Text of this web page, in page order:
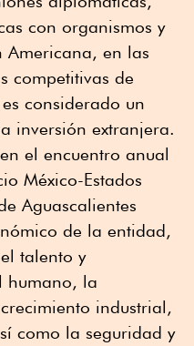
con organismos y
Americana, en las
competitivas de
considerado un
inversión extranjera.
el encuentro anual
México-Estados
Aguascalientes
de la entidad,
talento y
humano, la
industrial,
como la seguridad y